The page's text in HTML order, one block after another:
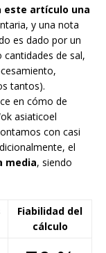
este artículo una
y una nota
es dado por un
de sal,
tantos).
en cómo de
asiaticoel
con casi
el
media, siendo
Fiabilidad del
cálculo